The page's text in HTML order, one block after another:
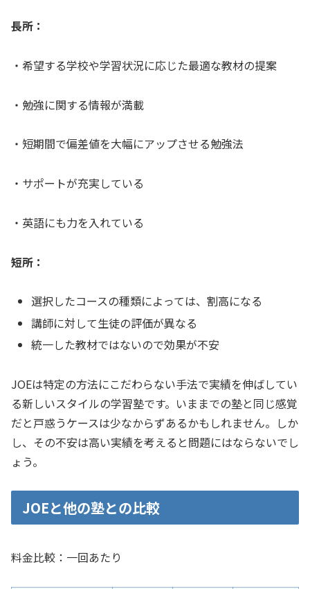
長所：
・希望する学校や学習状況に応じた最適な教材の提案
・勉強に関する情報が満載
・短期間で偏差値を大幅にアップさせる勉強法
・サポートが充実している
・英語にも力を入れている
短所：
選択したコースの種類によっては、割高になる
講師に対して生徒の評価が異なる
統一した教材ではないので効果が不安
JOEは特定の方法にこだわらない手法で実績を伸ばしてい
る新しいスタイルの学習塾です。いままでの塾と同じ感覚
だと戸惑うケースは少なからずあるかもしれません。しか
し、その不安は高い実績を考えると問題にはならないでし
ょう。
JOEと他の塾との比較
料金比較：一回あたり